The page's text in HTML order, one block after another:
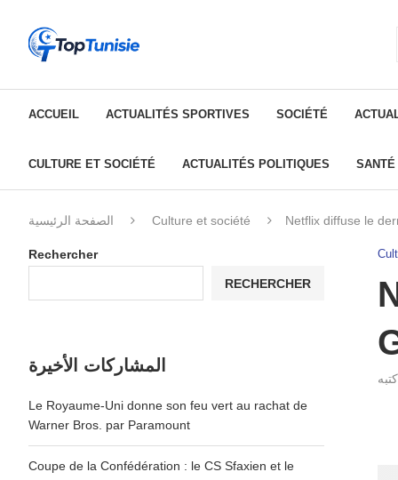
ACCUEIL ACTUALITÉS SPORTIVES SOCIÉTÉ
CULTURE ET SOCIÉTÉ ACTUALITÉS POLITIQUES SANTÉ
الصفحة الرئيسية Culture et société Netflix diffuse le
Rechercher
RECHERCHER
المشاركات الأخيرة
Le Royaume-Uni donne son feu vert au rachat de
Warner Bros. par Paramount
Coupe de la Confédération : le CS Sfaxien et le